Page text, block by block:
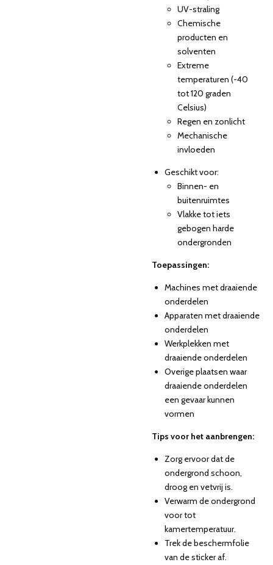
UV-straling
Chemische
producten en
solventen
Extreme
temperaturen (-40
tot 120 graden
Celsius)
Regen en zonlicht
Mechanische
invloeden
Geschikt voor:
Binnen- en
buitenruimtes
Vlakke tot iets
gebogen harde
ondergronden
Toepassingen:
Machines met draaiende
onderdelen
Apparaten met draaiende
onderdelen
Werkplekken met
draaiende onderdelen
Overige plaatsen waar
draaiende onderdelen
een gevaar kunnen
vormen
Tips voor het aanbrengen:
Zorg ervoor dat de
ondergrond schoon,
droog en vetvrij is.
Verwarm de ondergrond
voor tot
kamertemperatuur.
Trek de beschermfolie
van de sticker af.